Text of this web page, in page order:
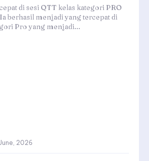
di sesi QTT kelas kategori PRO
berhasil menjadi yang tercepat di
Pro yang menjadi...
2026